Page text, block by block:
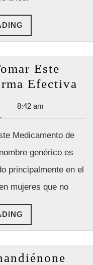
READING
Este
Efectiva
8:42 am
Medicamento de
genérico es
principalmente en el
mujeres que no
READING